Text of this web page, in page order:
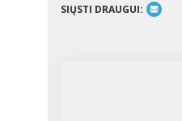
SIŲSTI DRAUGUI: